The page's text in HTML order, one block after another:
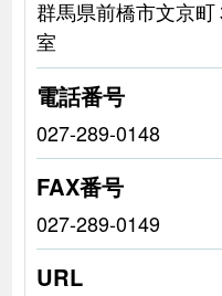
群馬県前橋市文京
室
電話番号
027-289-0148
FAX番号
027-289-0149
URL